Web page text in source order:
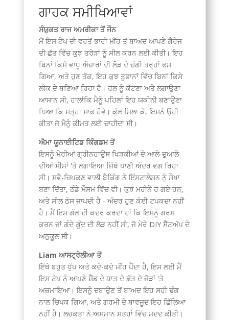
ਗਾਹਕ ਸਮੀਖਿਆਵਾਂ
ਸੰਯੁਕਤ ਰਾਜ ਅਮਰੀਕਾ ਤੋਂ ਜੌਨ
ਮੈਂ ਇਸ ਟੇਪ ਦੀ ਵਰਤੋਂ ਭਾਰੀ ਮੀਂਹ ਤੋਂ ਬਾਅਦ ਆਪਣੇ ਗੈਰੇਜ
ਦੀ ਛੱਤ ਵਿੱਚ ਕੁਝ ਤਰੇੜਾਂ ਨੂੰ ਸੀਲ ਕਰਨ ਲਈ ਕੀਤੀ। ਇਹ
ਬਿਨਾਂ ਕਿਸੇ ਵਾਧੂ ਔਜ਼ਾਰਾਂ ਦੀ ਲੋੜ ਦੇ ਚੰਗੀ ਤਰ੍ਹਾਂ ਫਸ
ਗਿਆ, ਅਤੇ ਹੁਣ ਤੱਕ, ਇਹ ਕੁਝ ਤੂਫਾਨਾਂ ਵਿੱਚ ਬਿਨਾਂ ਕਿਸੇ
ਲੀਕ ਦੇ ਬਣਿਆ ਰਿਹਾ ਹੈ। ਰੋਲ ਨੂੰ ਕੱਟਣਾ ਅਤੇ ਲਗਾਉਣਾ
ਆਸਾਨ ਸੀ, ਹਾਲਾਂਕਿ ਮੈਨੂੰ ਪਹਿਲਾਂ ਇਹ ਯਕੀਨੀ ਬਣਾਉਣਾ
ਪਿਆ ਕਿ ਸਤ੍ਹਾ ਸਾਫ਼ ਹੋਵੇ। ਕੁੱਲ ਮਿਲਾ ਕੇ, ਇਸਨੇ ਉਹੀ
ਕੀਤਾ ਜੋ ਮੈਨੂੰ ਕੀਮਤ ਲਈ ਚਾਹੀਦਾ ਸੀ।
ਐਮਾ ਯੂਨਾਈਟਿਡ ਕਿੰਗਡਮ ਤੋਂ
ਇਸਨੂੰ ਮੇਰੀਆਂ ਗ੍ਰੀਨਹਾਉਸ ਖਿੜਕੀਆਂ ਦੇ ਆਲੇ-ਦੁਆਲੇ
ਦੀਆਂ ਸੀਮਾਂ 'ਤੇ ਲਗਾਇਆ ਜਿੱਥੇ ਪਾਣੀ ਅੰਦਰ ਵਗ ਰਿਹਾ
ਸੀ। ਸਵੈ-ਚਿਪਕਣ ਵਾਲੀ ਬੈਕਿੰਗ ਨੇ ਇੰਸਟਾਲੇਸ਼ਨ ਨੂੰ ਸੌਖਾ
ਬਣਾ ਦਿੱਤਾ, ਠੰਡੇ ਮੌਸਮ ਵਿੱਚ ਵੀ। ਕੁਝ ਮਹੀਨੇ ਹੋ ਗਏ ਹਨ,
ਅਤੇ ਸੀਲ ਠੋਸ ਜਾਪਦੀ ਹੈ - ਅੰਦਰ ਹੁਣ ਕੋਈ ਟਪਕਦਾ ਨਹੀਂ
ਹੈ। ਮੈਂ ਇਸ ਗੱਲ ਦੀ ਕਦਰ ਕਰਦਾ ਹਾਂ ਕਿ ਇਸਨੂੰ ਗਰਮ
ਕਰਨ ਜਾਂ ਗੰਦੇ ਗੂੰਦ ਦੀ ਲੋੜ ਨਹੀਂ ਸੀ, ਜੋ ਮੇਰੇ DIY ਸੈੱਟਅੱਪ ਦੇ
ਅਨੁਕੂਲ ਸੀ।
Liam ਆਸਟ੍ਰੇਲੀਆ ਤੋਂ
ਇੱਥੇ ਬਹੁਤ ਧੁੱਪ ਅਤੇ ਕਦੇ-ਕਦੇ ਮੀਂਹ ਪੈਂਦਾ ਹੈ, ਇਸ ਲਈ ਮੈਂ
ਇਸ ਟੇਪ ਨੂੰ ਆਪਣੇ ਸ਼ੈੱਡ ਦੇ ਧਾਤ ਦੇ ਛੱਤ ਦੇ ਜੋੜਾਂ 'ਤੇ
ਅਜ਼ਮਾਇਆ। ਇਸਨੂੰ ਦਬਾਉਣ ਤੋਂ ਬਾਅਦ ਇਹ ਸਹੀ ਢੰਗ
ਨਾਲ ਚਿਪਕ ਗਿਆ, ਅਤੇ ਗਰਮੀ ਦੇ ਬਾਵਜੂਦ ਇਹ ਛਿੱਲਿਆ
ਨਹੀਂ ਹੈ। ਲਚਕਤਾ ਨੇ ਅਸਮਾਨ ਸਤਹਾਂ ਵਿੱਚ ਮਦਦ ਕੀਤੀ।